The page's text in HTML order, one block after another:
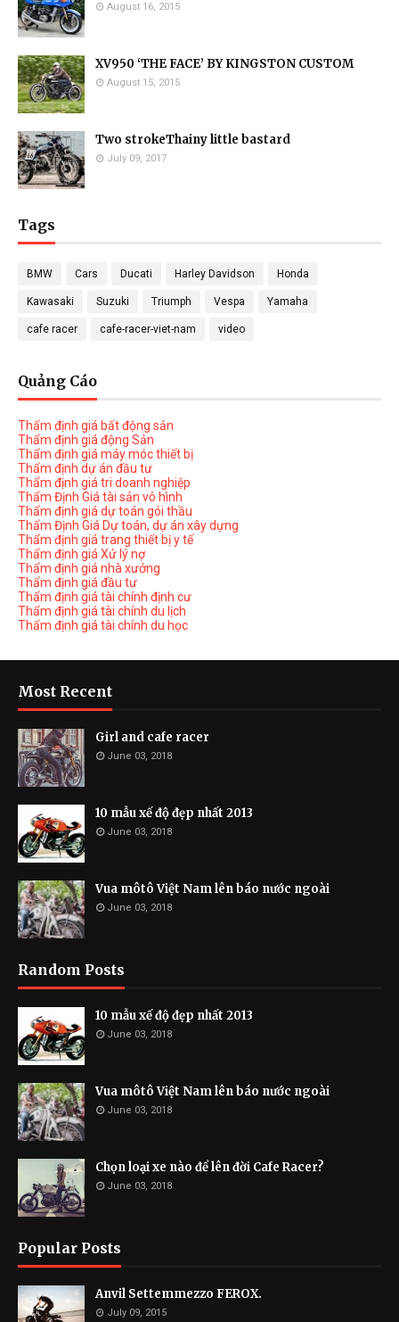
August 16, 2015
XV950 ‘THE FACE’ BY KINGSTON CUSTOM
August 15, 2015
Two strokeThainy little bastard
July 09, 2017
Tags
BMW Cars Ducati Harley Davidson Honda
Kawasaki Suzuki Triumph Vespa Yamaha
cafe racer cafe-racer-viet-nam video
Quảng Cáo
Thẩm định giá bất động sản
Thẩm định giá động Sản
Thẩm định giá máy móc thiết bị
Thẩm định dự án đầu tư
Thẩm định giá tri doanh nghiệp
Thẩm Định Giá tài sản vô hình
Thẩm định giá dự toán gói thầu
Thẩm Định Giá Dự toán, dự án xây dựng
Thẩm định giá trang thiết bị y tế
Thẩm định giá Xử lý nợ
Thẩm định giá nhà xưởng
Thẩm định giá đầu tư
Thẩm định giá tài chính định cư
Thẩm định giá tài chính du lịch
Thẩm định giá tài chính du học
Most Recent
Girl and cafe racer
June 03, 2018
10 mẫu xế độ đẹp nhất 2013
June 03, 2018
Vua môtô Việt Nam lên báo nước ngoài
June 03, 2018
Random Posts
10 mẫu xế độ đẹp nhất 2013
June 03, 2018
Vua môtô Việt Nam lên báo nước ngoài
June 03, 2018
Chọn loại xe nào để lên đời Cafe Racer?
June 03, 2018
Popular Posts
Anvil Settemmezzo FEROX.
July 09, 2015